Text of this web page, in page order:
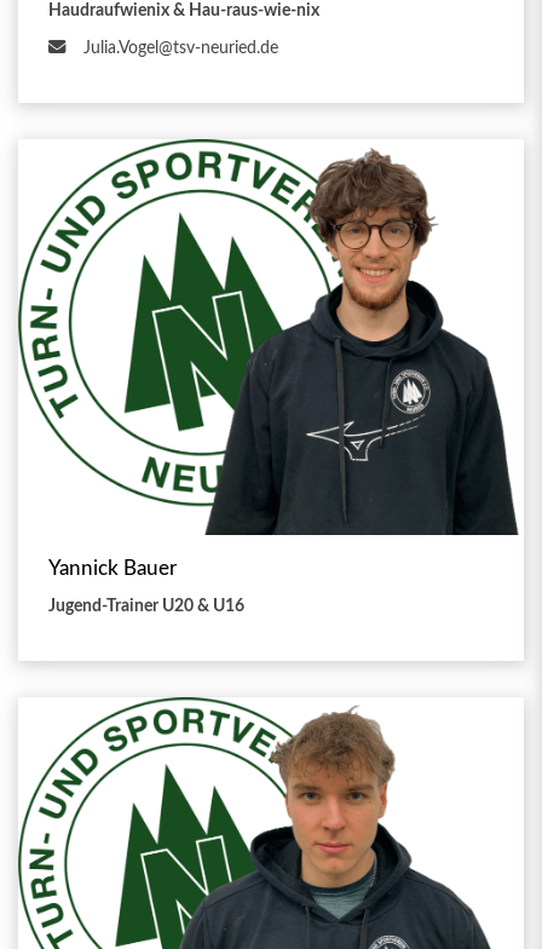
Haudraufwienix & Hau-raus-wie-nix
Julia.Vogel@tsv-neuried.de
Yannick Bauer
Jugend-Trainer U20 & U16